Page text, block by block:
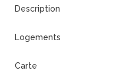
Description
Logements
Carte